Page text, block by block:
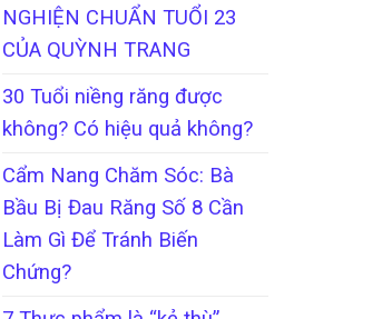
NGHIỆN CHUẨN TUỔI 23
CỦA QUỲNH TRANG
30 Tuổi niềng răng được
không? Có hiệu quả không?
Cẩm Nang Chăm Sóc: Bà
Bầu Bị Đau Răng Số 8 Cần
Làm Gì Để Tránh Biến
Chứng?